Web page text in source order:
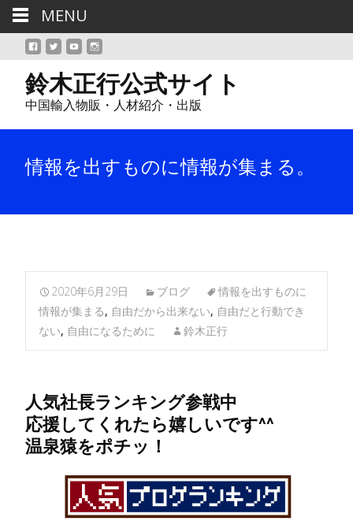
鈴木正行公式サイト
中国輸入物販・人材紹介・出版
情報を出すものに情報が集まる。
2020年6月29日 ブログ
情報を出すものに
情報が集まる, 自由だから出来ない, 自由だと行動でき
ない, 自由になるために 鈴木正行
人気社長ランキング参戦中
応援してくれたら嬉しいです^^
温泉猿をポチッ！
MENU